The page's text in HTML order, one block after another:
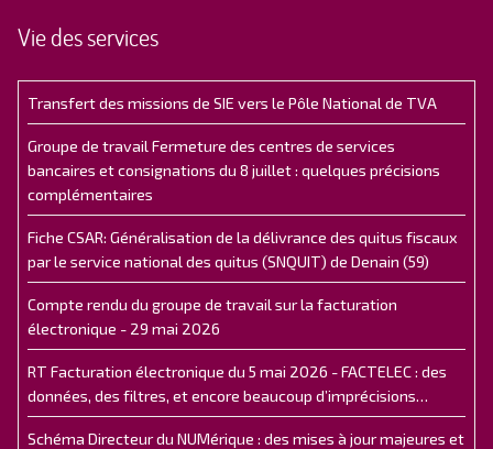
Vie des services
Transfert des missions de SIE vers le Pôle National de TVA
Groupe de travail Fermeture des centres de services
bancaires et consignations du 8 juillet : quelques précisions
complémentaires
Fiche CSAR: Généralisation de la délivrance des quitus fiscaux
par le service national des quitus (SNQUIT) de Denain (59)
Compte rendu du groupe de travail sur la facturation
électronique - 29 mai 2026
RT Facturation électronique du 5 mai 2026 - FACTELEC : des
données, des filtres, et encore beaucoup d’imprécisions…
Schéma Directeur du NUMérique : des mises à jour majeures et